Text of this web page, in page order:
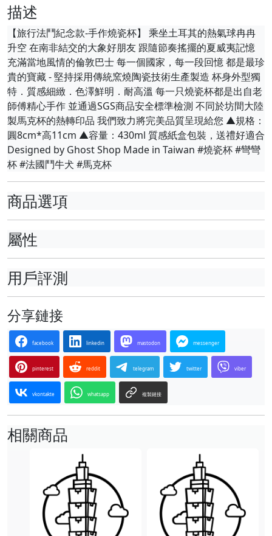
描述
【旅行法鬥紀念款-手作燒瓷杯】 乘坐土耳其的熱氣球冉冉
升空 在南非結交的大象好朋友 跟隨節奏搖擺的夏威夷記憶
充滿當地風情的倫敦巴士 每一個國家，每一段回憶 都是最珍
貴的寶藏 - 堅持採用傳統窯燒陶瓷技術生產製造 杯身外型獨
特．質感細緻．色澤鮮明．耐高溫 每一只燒瓷杯都是出自老
師傅精心手作 並通過SGS商品安全標準檢測 不同於坊間大陸
製馬克杯的熱轉印品 我們致力將完美品質呈現給您 ▲規格：
圓8cm*高11cm ▲容量：430ml 質感紙盒包裝，送禮好適合
Designed by Ghost Shop Made in Taiwan #燒瓷杯 #彎彎
杯 #法國鬥牛犬 #馬克杯
商品選項
屬性
用戶評測
分享鏈接
facebook linkedin mastodon messenger
pinterest reddit telegram twitter viber
vkontakte whatsapp 複製鏈接
相關商品